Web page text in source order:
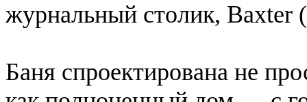
журнальный столик, Baxter
Баня спроектирована не